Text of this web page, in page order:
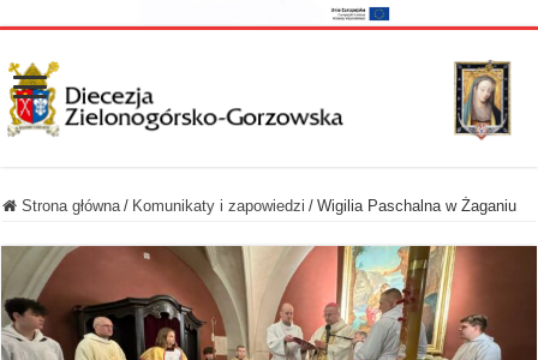
Strona główna / Komunikaty i zapowiedzi / Wigilia Paschalna w Żaganiu